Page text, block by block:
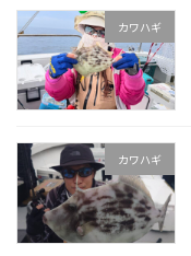
カワハギ
カワハギ